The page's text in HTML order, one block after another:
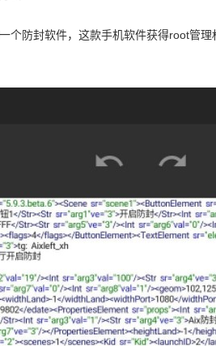
个防封软件，这款手机软件获得root管